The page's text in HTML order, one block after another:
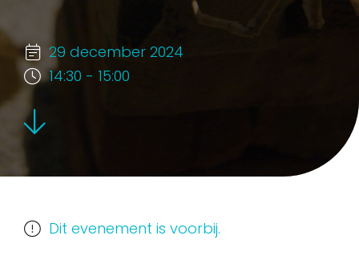
29 december 2024
14:30 - 15:00
Dit evenement is voorbij.